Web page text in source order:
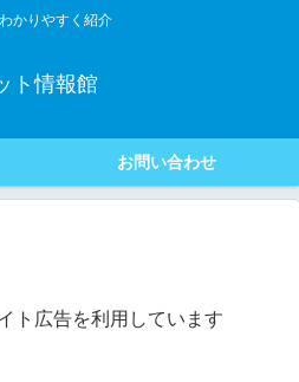
かりやすく紹介
ト情報館
お問い合わせ
ト広告を利用しています